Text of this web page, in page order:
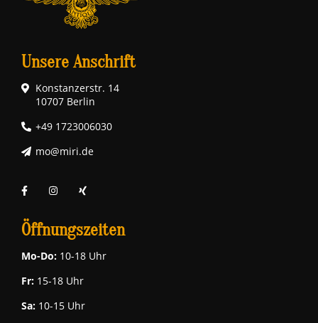
Unsere Anschrift
Konstanzerstr. 14
10707 Berlin
+49 1723006030
mo@miri.de
Öffnungszeiten
Mo-Do: 10-18 Uhr
Fr: 15-18 Uhr
Sa: 10-15 Uhr